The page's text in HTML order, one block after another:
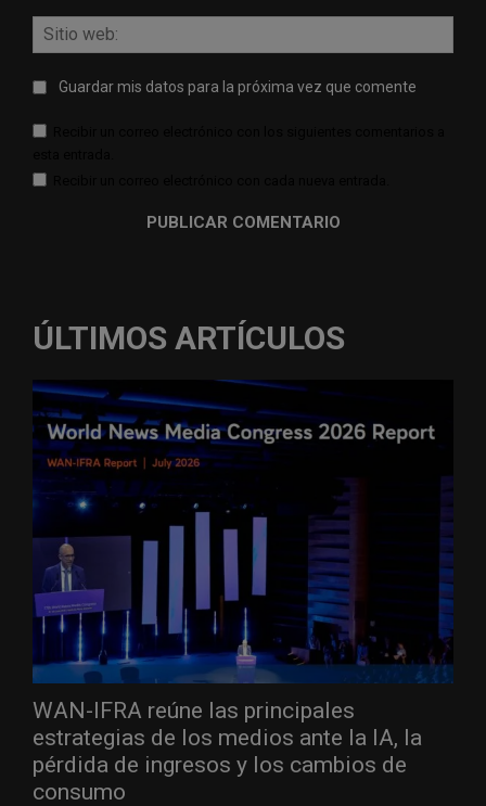
Guardar mis datos para la próxima vez que comente
ÚLTIMOS ARTÍCULOS
WAN-IFRA reúne las principales
estrategias de los medios ante la IA, la
pérdida de ingresos y los cambios de
consumo